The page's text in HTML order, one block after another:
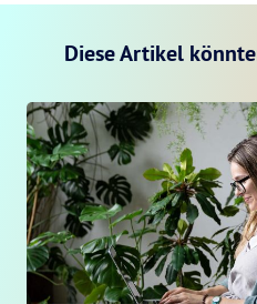
Diese Artikel